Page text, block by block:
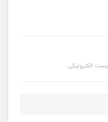
پست الکترونیکی